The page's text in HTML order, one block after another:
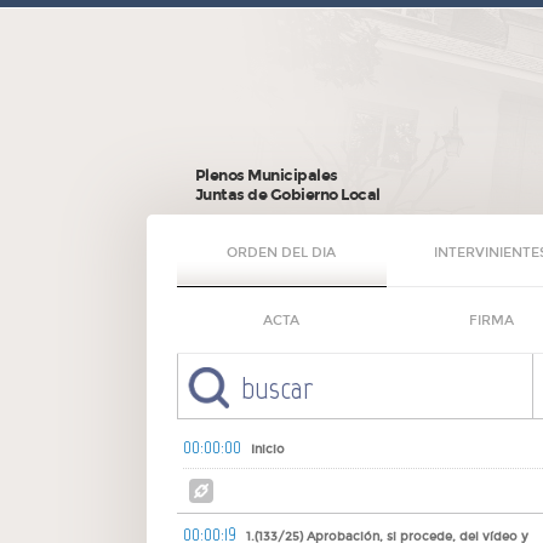
Plenos Municipales
Juntas de Gobierno Local
ORDEN DEL DIA
ACTA FIRMA
00:00:00 Inicio
00:00:19 1.(133/25) Aprobación, si procede, del vídeo y